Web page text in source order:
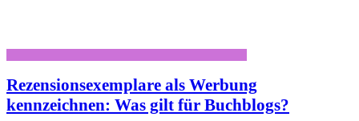
Rezensionsexemplare als Werbung
kennzeichnen: Was gilt für Buchblogs?